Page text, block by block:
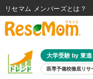
大学受験 by 東進
医専予備校徹底リサ
リセマム メンバーズ